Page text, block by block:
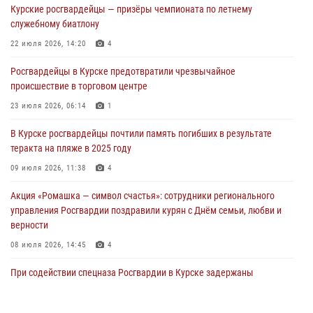
сбыта крупной партии наркотиков
04 августа 2026, 12:52
85 владельцев оружия
04 августа 2026, 07:00
297 выездов по сигналу «тревога»
03 августа 2026, 09:46
Курские росгвардейцы — призёры чемпионата по летнему
служебному биатлону
22 июля 2026, 14:20 4
Росгвардейцы в Курске предотвратили чрезвычайное
происшествие в торговом центре
23 июля 2026, 06:14 1
В Курске росгвардейцы почтили память погибших в результате
теракта на пляже в 2025 году
09 июля 2026, 11:38 4
Акция «Ромашка — символ счастья»: сотрудники регионального
управления Росгвардии поздравили курян с Днём семьи, любви и
верности
08 июля 2026, 14:45 4
При содействии спецназа Росгвардии в Курске задержаны